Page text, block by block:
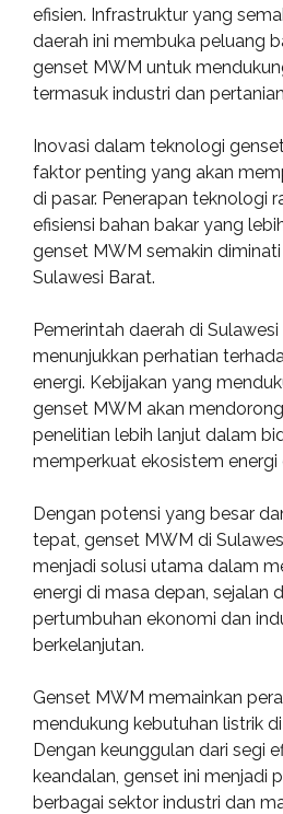
efisien. Infrastruktur yang
daerah ini membuka peluang
genset MWM untuk
termasuk industri dan
Inovasi dalam teknologi
faktor penting yang akan
di pasar. Penerapan teknologi
efisiensi bahan bakar yang
genset MWM semakin
Sulawesi Barat.
Pemerintah daerah di
menunjukkan perhatian
energi. Kebijakan yang
genset MWM akan
penelitian lebih lanjut dalam
memperkuat ekosistem energi
Dengan potensi yang besar
tepat, genset MWM di
menjadi solusi utama dalam
energi di masa depan, sejalan
pertumbuhan ekonomi dan
berkelanjutan.
Genset MWM memainkan
mendukung kebutuhan listrik
Dengan keunggulan dari segi
keandalan, genset ini menjadi
berbagai sektor industri dan